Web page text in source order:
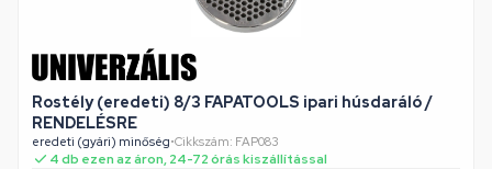
Rostély (eredeti) 8/3 FAPATOOLS ipari húsdaráló /
RENDELÉSRE
eredeti (gyári) minőség•Cikkszám: FAP083
4 db ezen az áron, 24-72 órás kiszállítással